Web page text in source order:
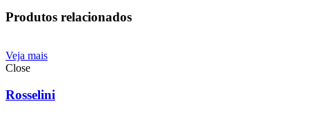
Produtos relacionados
Veja mais
Close
Rosselini